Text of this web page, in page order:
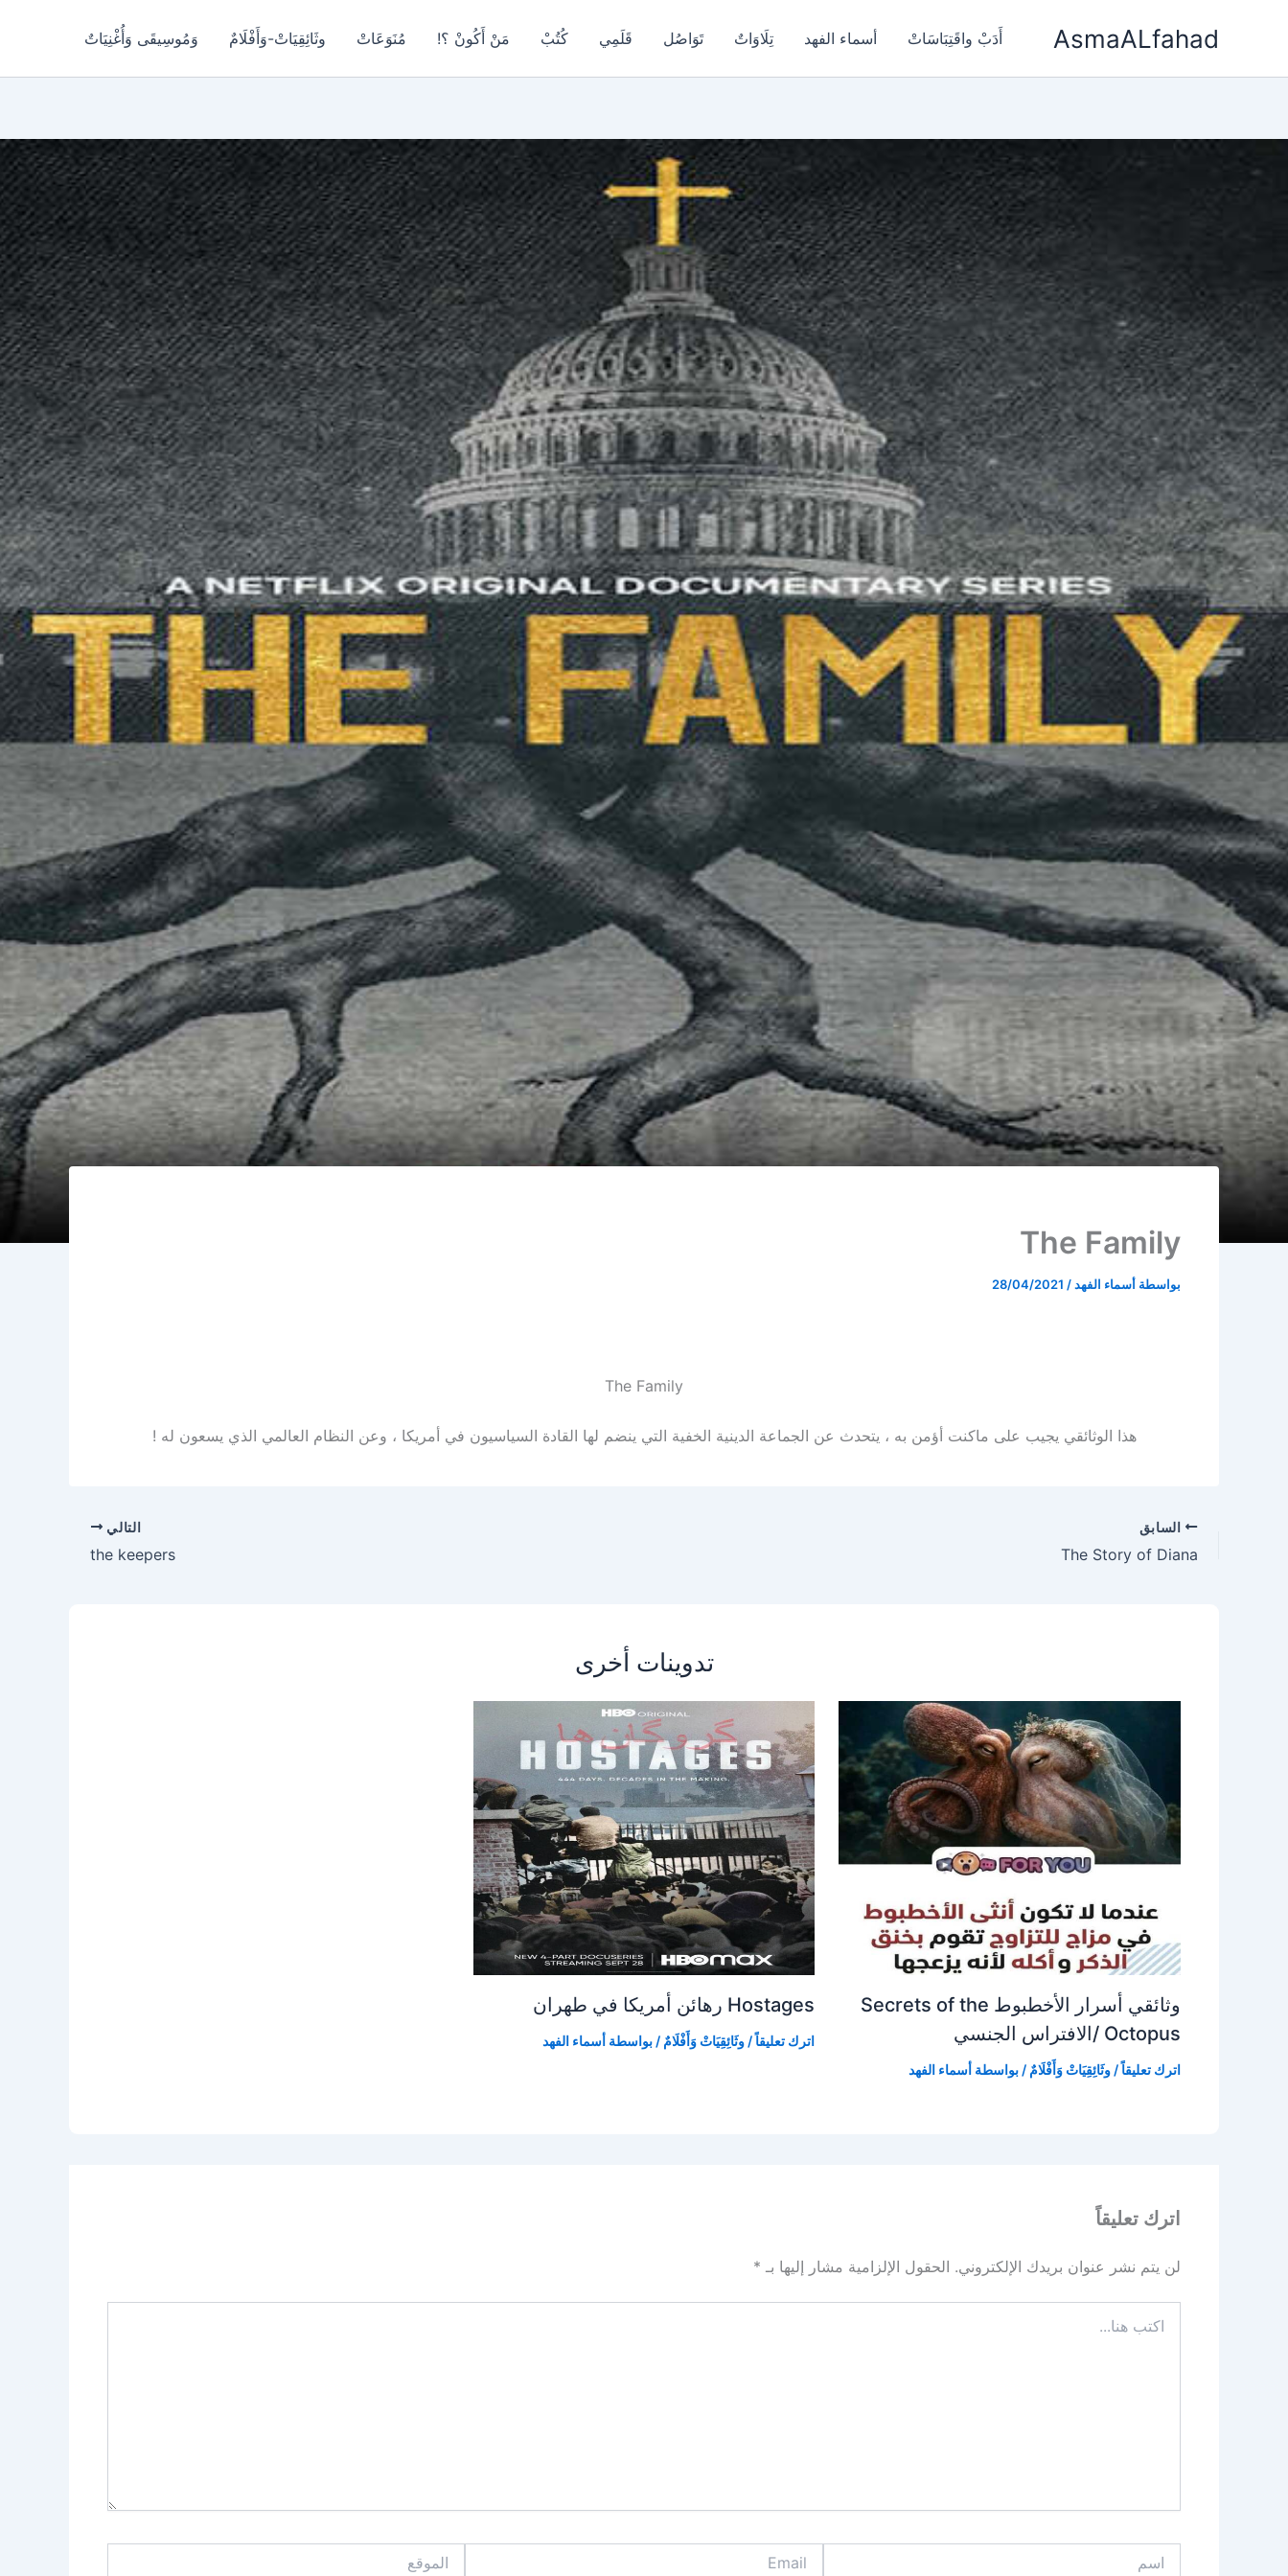
AsmaALfahad أَدَبْ واقَتِبَاسَاتْ أسماء الفهد تِلَاوَاتٌ تَوَاصُل قَلَمِي كُتُبْ مَنْ أَكُونْ ؟! مُنَوَعَاتْ وثَائِقِيَاتْ-وَأَفْلَامٌ وَمُوسِيقَى وَأُغْنِيَاتٌ
The Family
بواسطة أسماء الفهد/
28/04/2021
The Family
هذا الوثائقي يجيب على ماكنت أؤمن به ، يتحدث عن الجماعة الدينية الخفية التي ينضم لها القادة السياسيون في أمريكا ، وعن النظام العالمي الذي يسعون له !
السابق
The Story of Diana
التالي
the keepers
تدوينات أخرى
وثائقي أسرار الأخطبوط Secrets of the
Octopus /الافتراس الجنسي
اترك تعليقاً/ وثَائِقِيَاتْ وَأَفْلَامٌ / بواسطة أسماء الفهد
Hostages رهائن أمريكا في طهران
اترك تعليقاً/ وثَائِقِيَاتْ وَأَفْلَامٌ / بواسطة أسماء الفهد
اترك تعليقاً
لن يتم نشر عنوان بريدك الإلكتروني. الحقول الإلزامية مشار إليها بـ *
هنا...